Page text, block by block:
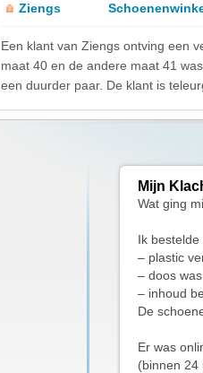
Ziengs
Een klant van Ziengs ontving een
maat 40 en de andere maat 41
een duurder paar. De klant is
Mijn
Wat ging
Ik
– plastic
– doos
– inhoud
De
Er was
(binnen 24